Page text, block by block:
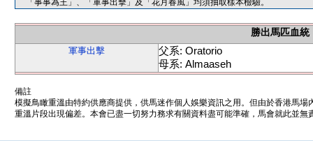
「事事為王」、「軍事出擊」及「花月春風」均須抽取樣本檢驗。
勝出馬匹血統
軍事出擊
父系: Oratorio
母系: Almaaseh
備註
模擬鳥瞰重溫由特約供應商提供，供馬迷作個人娛樂資訊之用。但由於香港馬
重溫片段出現偏差。本會已盡一切努力務求有關資料盡可能準確，馬會就此並